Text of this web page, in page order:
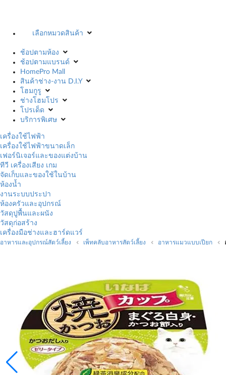
เลือกหมวดสินค้า
ช้อปตามห้อง
ช้อปตามแบรนด์
HomePro Mall
สินค้าช่าง-งาน D.I.Y
โฮมกูรู
ช่างโฮมโปร
โปรเด็ด
บริการพิเศษ
เครื่องใช้ไฟฟ้า
เครื่องใช้ไฟฟ้าขนาดเล็ก
เฟอร์นิเจอร์และของแต่งบ้าน
ทีวี เครื่องเสียง เกม
จัดเก็บและของใช้ในบ้าน
ห้องน้ำ
งานระบบประปา
ห้องครัวและอุปกรณ์
วัสดุปูพื้นและผนัง
วัสดุก่อสร้าง
เครื่องมือช่างและฮาร์ดแวร์
อาหารและอุปกรณ์สัตว์เลี้ยง เพ็ทคลับอาหารสัตว์เลี้ยง อาหารแมวแบบเปียก